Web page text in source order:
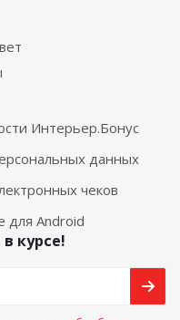
Интерьер.Бонус
данных
чеков
для Android
курсе!